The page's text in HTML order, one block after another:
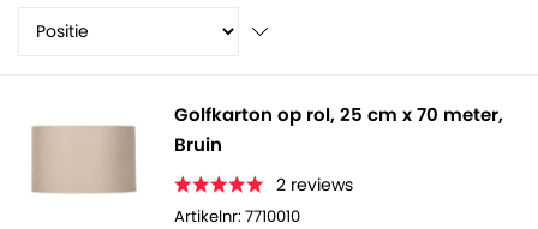
voorraad leverbaar in breedtes variërend van 25
breed. Daarbij is het milieuvriendelijk én 100%
Golfkarton op rol, 25 cm x 70 meter,
Bruin
2 reviews
Artikelnr: 7710010